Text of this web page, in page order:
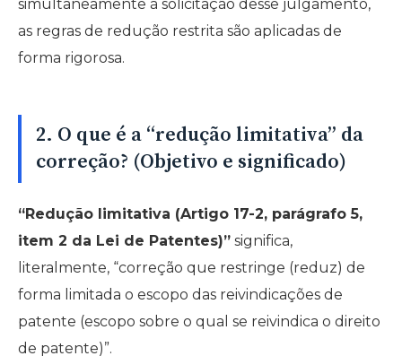
simultaneamente à solicitação desse julgamento,
as regras de redução restrita são aplicadas de
forma rigorosa.
2. O que é a “redução limitativa” da
correção? (Objetivo e significado)
“Redução limitativa (Artigo 17-2, parágrafo 5,
item 2 da Lei de Patentes)” significa,
literalmente, “correção que restringe (reduz) de
forma limitada o escopo das reivindicações de
patente (escopo sobre o qual se reivindica o direito
de patente)”.